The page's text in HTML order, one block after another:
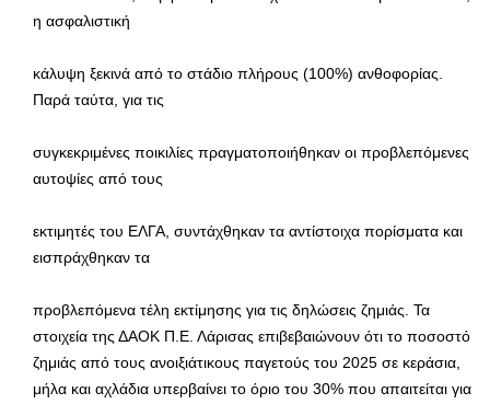
η ασφαλιστική
κάλυψη ξεκινά από το στάδιο πλήρους (100%) ανθοφορίας.
Παρά ταύτα, για τις
συγκεκριμένες ποικιλίες πραγματοποιήθηκαν οι προβλεπόμενες
αυτοψίες από τους
εκτιμητές του ΕΛΓΑ, συντάχθηκαν τα αντίστοιχα πορίσματα και
εισπράχθηκαν τα
προβλεπόμενα τέλη εκτίμησης για τις δηλώσεις ζημιάς. Τα
στοιχεία της ΔΑΟΚ Π.Ε. Λάρισας επιβεβαιώνουν ότι το ποσοστό
ζημιάς από τους ανοιξιάτικους παγετούς του 2025 σε κεράσια,
μήλα και αχλάδια υπερβαίνει το όριο του 30% που απαιτείται για